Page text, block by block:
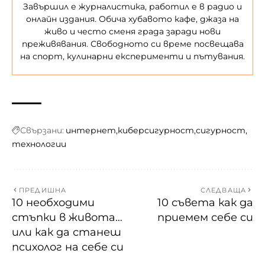
Завършил е журналистика, работил е в радио и
онлайн издания. Обича хубавото кафе, джаза на
живо и често сменя града заради нови
преживявания. Свободното си време посвещава
на спорт, кулинарни експерименти и пътувания.
Свързани: интернет киберсигурност сигурност
технологии
ПРЕДИШНА
10 необходими
стъпки в живота…
или как да станеш
психолог на себе си
СЛЕДВАЩА
10 съвета как да
приемем себе си